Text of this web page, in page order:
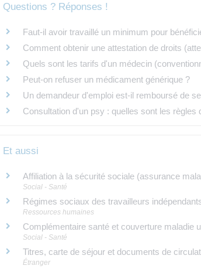
Questions ? Réponses !
Faut-il avoir travaillé un minimum pour
Comment obtenir une attestation de droits
Quels sont les tarifs d'un médecin
Peut-on refuser un médicament générique ?
Un demandeur d'emploi est-il remboursé de
Consultation d'un psy : quelles sont les règles
Et aussi
Affiliation à la sécurité sociale (assurance
Social - Santé
Régimes sociaux des travailleurs
Ressources humaines
Complémentaire santé et couverture maladie
Social - Santé
Titres, carte de séjour et documents de
Étranger